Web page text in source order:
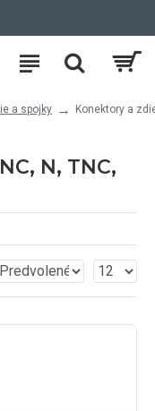
a spojky Konektory a
N, TNC,